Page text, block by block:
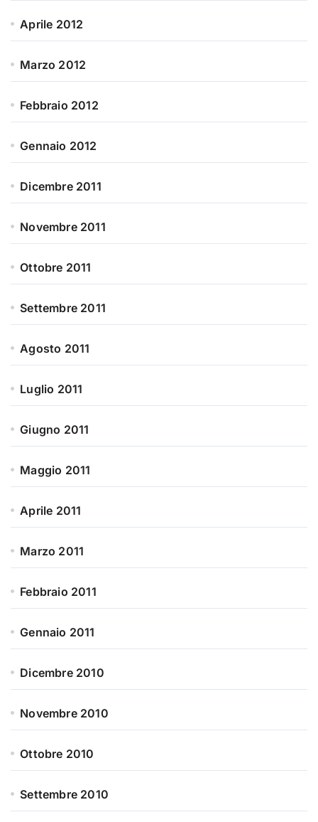
Aprile 2012
Marzo 2012
Febbraio 2012
Gennaio 2012
Dicembre 2011
Novembre 2011
Ottobre 2011
Settembre 2011
Agosto 2011
Luglio 2011
Giugno 2011
Maggio 2011
Aprile 2011
Marzo 2011
Febbraio 2011
Gennaio 2011
Dicembre 2010
Novembre 2010
Ottobre 2010
Settembre 2010